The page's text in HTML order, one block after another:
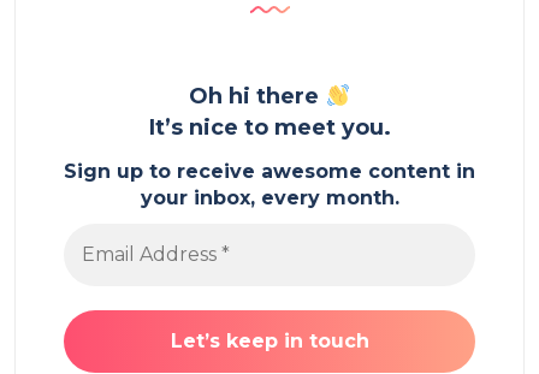
Oh hi there
It’s nice to meet you.
Sign up to receive awesome content in
your inbox, every month.